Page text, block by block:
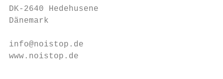
DK-2640 Hedehusene
Dänemark
info@noistop.de
www.noistop.de